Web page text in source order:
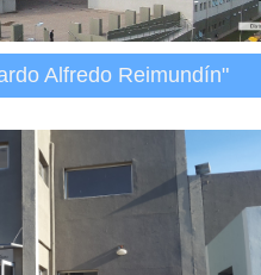
Intranet
Contacto
Alfredo Reimundín"